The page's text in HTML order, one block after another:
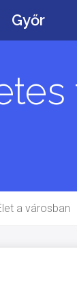
Győr
a városban